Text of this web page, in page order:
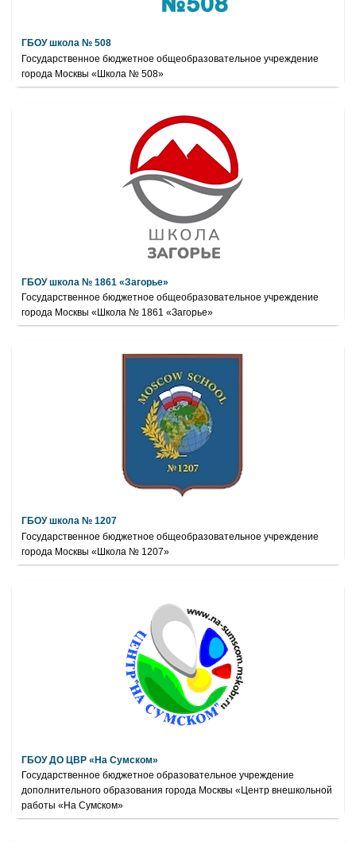
ГБОУ школа № 508
Государственное бюджетное общеобразовательное учреждение
города Москвы «Школа № 508»
ГБОУ школа № 1861 «Загорье»
Государственное бюджетное общеобразовательное учреждение
города Москвы «Школа № 1861 «Загорье»
ГБОУ школа № 1207
Государственное бюджетное общеобразовательное учреждение
города Москвы «Школа № 1207»
ГБОУ ДО ЦВР «На Сумском»
Государственное бюджетное образовательное учреждение
дополнительного образования города Москвы «Центр внешкольной
работы «На Сумском»